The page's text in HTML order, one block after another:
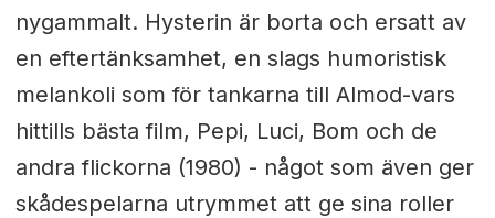
nygammalt. Hysterin är borta och ersatt av
en eftertänksamhet, en slags humoristisk
melankoli som för tankarna till Almod-vars
hittills bästa film, Pepi, Luci, Bom och de
andra flickorna (1980) - något som även ger
skådespelarna utrymmet att ge sina roller